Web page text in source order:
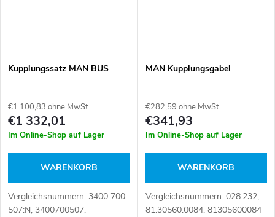
Kupplungssatz MAN BUS
€1 100,83 ohne MwSt.
€1 332,01
Im Online-Shop auf Lager
WARENKORB
Vergleichsnummern: 3400 700
507:N, 3400700507,
MAN Kupplungsgabel
€282,59 ohne MwSt.
€341,93
Im Online-Shop auf Lager
WARENKORB
Vergleichsnummern: 028.232,
81.30560.0084, 81305600084